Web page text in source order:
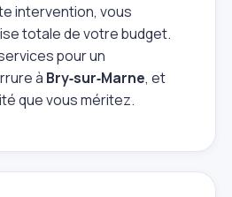
intervention, vous
totale de votre budget.
pour un
à Bry‑sur‑Marne, et
que vous méritez.